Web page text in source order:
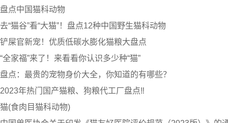
盘点中国猫科动物
去“猫谷”看“大猫”！盘点12种中国野生猫科动物
铲屎官新宠！优质低碳水膨化猫粮大盘点
“全家福”来了！来看看你认识多少种“猫”
盘点：最贵的宠物身价大全，你知道的有哪些？
2023年热门国产猫粮、狗粮代工厂盘点‼️
猫(食肉目猫科动物)